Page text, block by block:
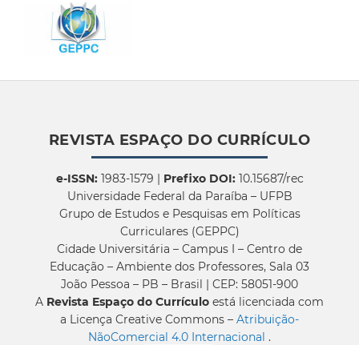
REVISTA ESPAÇO DO CURRÍCULO
e-ISSN:1983-1579 | Prefixo DOI:10.15687/rec
Universidade Federal da Paraíba – UFPB
Grupo de Estudos e Pesquisas em Políticas
Curriculares (GEPPC)
Cidade Universitária – Campus I – Centro de
Educação – Ambiente dos Professores, Sala 03
João Pessoa – PB – Brasil | CEP: 58051-900
A Revista Espaço do Currículo está licenciada com
a Licença Creative Commons – Atribuição-
NãoComercial 4.0 Internacional .